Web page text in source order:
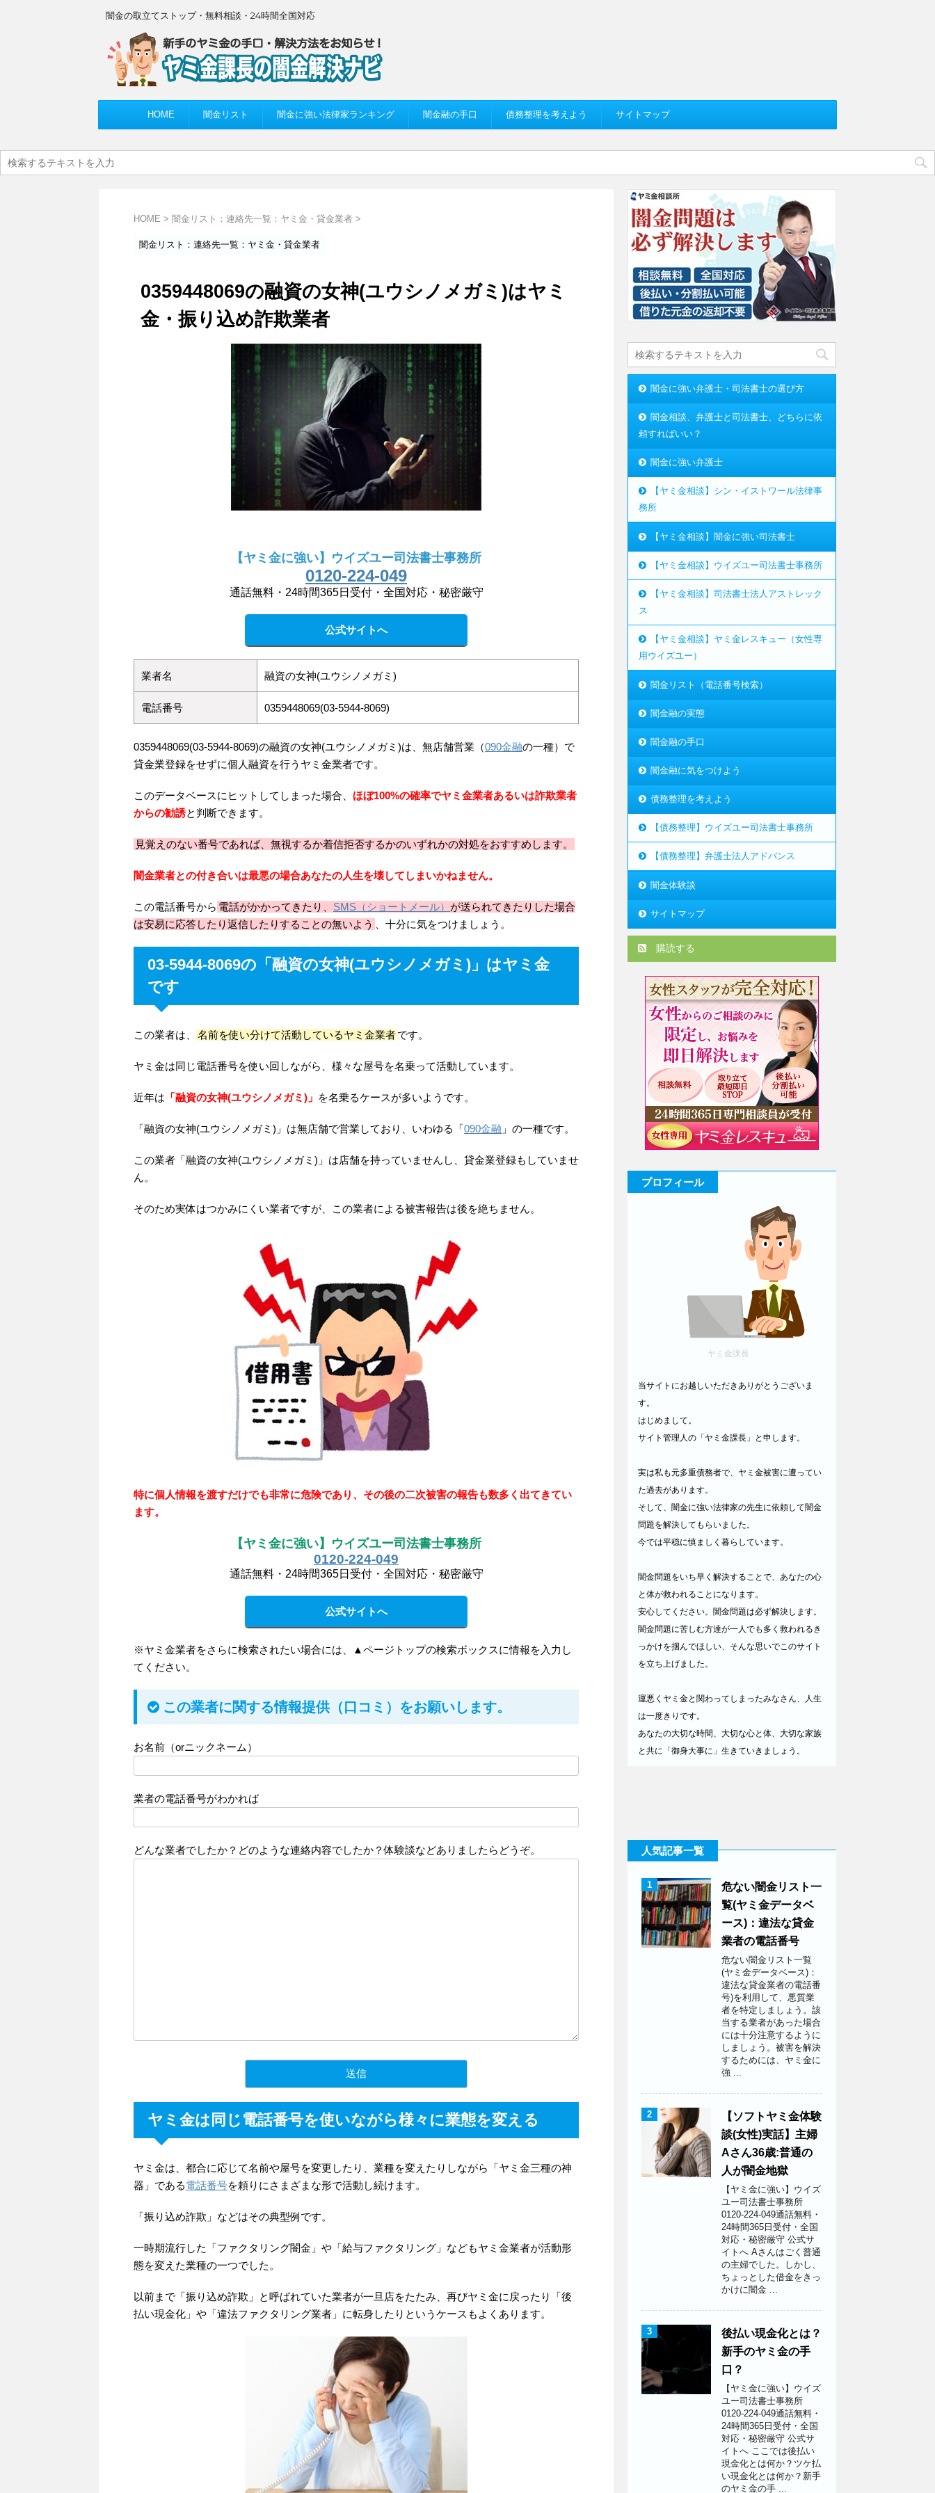
闇金の取立てストップ・無料相談・24時間全国対応
HOME 闇金リスト 闇金に強い法律家ランキング 闇金融の手口 債務整理を考えよう サイトマップ
HOME > 闇金リスト：連絡先一覧：ヤミ金・貸金業者 >
闇金リスト：連絡先一覧：ヤミ金・貸金業者
0359448069の融資の女神(ユウシノメガミ)はヤミ
金・振り込め詐欺業者
【ヤミ金に強い】ウイズユー司法書士事務所
0120-224-049
通話無料・24時間365日受付・全国対応・秘密厳守
公式サイトへ
業者名 融資の女神(ユウシノメガミ)
電話番号 0359448069(03-5944-8069)
0359448069(03-5944-8069)の融資の女神(ユウシノメガミ)は、無店舗営業（090金融の一種）で
貸金業登録をせずに個人融資を行うヤミ金業者です。
このデータベースにヒットしてしまった場合、 ほぼ100%の確率でヤミ金業者あるいは詐欺業者
からの勧誘と判断できます。
見覚えのない番号であれば、無視するか着信拒否するかのいずれかの対処をおすすめします。
闇金業者との付き合いは最悪の場合あなたの人生を壊してしまいかねません。
この電話番号から 電話がかかってきたり、 SMS（ショートメール） が送られてきたりした場合
は安易に応答したり返信したりすることの無いよう
、十分に気をつけましょう。
03-5944-8069の「融資の女神(ユウシノメガミ)」はヤミ金
です
この業者は、 名前を使い分けて活動しているヤミ金業者です。
ヤミ金は同じ電話番号を使い回しながら、様々な屋号を名乗って活動しています。
近年は 「融資の女神(ユウシノメガミ)」 を名乗るケースが多いようです。
「融資の女神(ユウシノメガミ)」は無店舗で営業しており、いわゆる「090金融 」の一種です。
この業者「融資の女神(ユウシノメガミ)」は店舗を持っていませんし、貸金業登録もしていませ
ん。
そのため実体はつかみにくい業者ですが、この業者による被害報告は後を絶ちません。
特に個人情報を渡すだけでも非常に危険であり、その後の二次被害の報告も数多く出てきてい
ます。
【ヤミ金に強い】ウイズユー司法書士事務所
0120-224-049
通話無料・24時間365日受付・全国対応・秘密厳守
公式サイトへ
※ヤミ金業者をさらに検索されたい場合には、▲ページトップの検索ボックスに情報を入力し
てください。
この業者に関する情報提供（口コミ）をお願いします。
お名前（orニックネーム）
業者の電話番号がわかれば
どんな業者でしたか？どのような連絡内容でしたか？体験談などありましたらどうぞ。
ヤミ金は同じ電話番号を使いながら様々に業態を変える
ヤミ金は、都合に応じて名前や屋号を変更したり、業種を変えたりしながら「ヤミ金三種の神
器」である電話番号を頼りにさまざまな形で活動し続けます。
「振り込め詐欺」などはその典型例です。
一時期流行した「ファクタリング闇金」や「給与ファクタリング」などもヤミ金業者が活動形
態を変えた業種の一つでした。
以前まで「振り込め詐欺」と呼ばれていた業者が一旦店をたたみ、再びヤミ金に戻ったり「後
払い現金化」や「違法ファクタリング業者」に転身したりというケースもよくあります。
闇金に強い弁護士・司法書士の選び方
闇金相談、弁護士と司法書士、どちらに依
頼すればいい？
闇金に強い弁護士
【ヤミ金相談】シン・イストワール法律事
務所
【ヤミ金相談】闇金に強い司法書士
【ヤミ金相談】ウイズユー司法書士事務所
【ヤミ金相談】司法書士法人アストレック
ス
【ヤミ金相談】ヤミ金レスキュー（女性専
用ウイズユー）
闇金リスト（電話番号検索）
闇金融の実態
闇金融の手口
闇金融に気をつけよう
債務整理を考えよう
【債務整理】ウイズユー司法書士事務所
【債務整理】弁護士法人アドバンス
闇金体験談
サイトマップ
購読する
プロフィール
ヤミ金課長
当サイトにお越しいただきありがとうございま
す。
はじめまして。
サイト管理人の「ヤミ金課長」と申します。
実は私も元多重債務者で、ヤミ金被害に遭ってい
た過去があります。
そして、闇金に強い法律家の先生に依頼して闇金
問題を解決してもらいました。
今では平穏に慎ましく暮らしています。
闇金問題をいち早く解決することで、あなたの心
と体が救われることになります。
安心してください。闇金問題は必ず解決します。
闇金問題に苦しむ方達が一人でも多く救われるき
っかけを掴んでほしい、そんな思いでこのサイト
を立ち上げました。
運悪くヤミ金と関わってしまったみなさん、人生
は一度きりです。
あなたの大切な時間、大切な心と体、大切な家族
と共に「御身大事に」生きていきましょう。
人気記事一覧
1
危ない闇金リスト一
覧(ヤミ金データベ
ース)：違法な貸金
業者の電話番号
危ない闇金リスト一覧
(ヤミ金データベース)：
違法な貸金業者の電話番
号)を利用して、悪質業
者を特定しましょう。該
当する業者があった場合
には十分注意するように
しましょう。被害を解決
するためには、ヤミ金に
強 ...
2
【ソフトヤミ金体験
談(女性)実話】主婦
Aさん36歳:普通の
人が闇金地獄
【ヤミ金に強い】ウイズ
ユー司法書士事務所
0120-224-049通話無料・
24時間365日受付・全国
対応・秘密厳守 公式サ
イトへ Aさんはごく普通
の主婦でした。しかし、
ちょっとした借金をきっ
かけに闇金 ...
3
後払い現金化とは？
新手のヤミ金の手
口？
【ヤミ金に強い】ウイズ
ユー司法書士事務所
0120-224-049通話無料・
24時間365日受付・全国
対応・秘密厳守 公式サ
イトへ ここでは後払い
現金化とは何か？ツケ払
い現金化とは何か？新手
のヤミ金の手 ...